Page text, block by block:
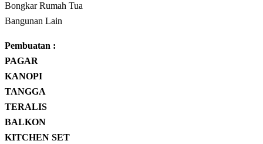
Bongkar Rumah Tua
Bangunan Lain
Pembuatan :
PAGAR
KANOPI
TANGGA
TERALIS
BALKON
KITCHEN SET